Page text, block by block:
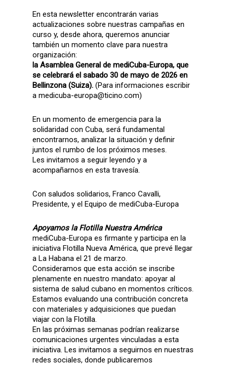
En esta newsletter encontrarán varias
actualizaciones sobre nuestras campañas en
curso y, desde ahora, queremos anunciar
también un momento clave para nuestra
organización:
la Asamblea General de mediCuba-Europa, que
se celebrará el sabado 30 de mayo de 2026 en
Bellinzona (Suiza). (Para informaciones escribir
a medicuba-europa@ticino.com)
En un momento de emergencia para la
solidaridad con Cuba, será fundamental
encontrarnos, analizar la situación y definir
juntos el rumbo de los próximos meses.
Les invitamos a seguir leyendo y a
acompañarnos en esta travesía.
Con saludos solidarios, Franco Cavalli,
Presidente, y el Equipo de mediCuba-Europa
Apoyamos la Flotilla Nuestra América­
mediCuba-Europa es firmante y participa en la
iniciativa Flotilla Nueva América, que prevé llegar
a La Habana el 21 de marzo.
Consideramos que esta acción se inscribe
plenamente en nuestro mandato: apoyar al
sistema de salud cubano en momentos críticos.
Estamos evaluando una contribución concreta
con materiales y adquisiciones que puedan
viajar con la Flotilla.
En las próximas semanas podrían realizarse
comunicaciones urgentes vinculadas a esta
iniciativa. Les invitamos a seguirnos en nuestras
redes sociales, donde publicaremos